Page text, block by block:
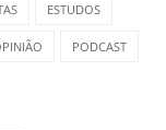
ESTUDOS
PODCAST